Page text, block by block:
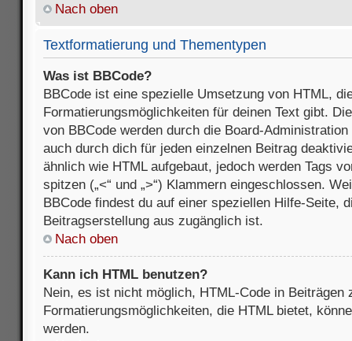
Nach oben
Textformatierung und Thementypen
Was ist BBCode?
BBCode ist eine spezielle Umsetzung von HTML,
Formatierungsmöglichkeiten für deinen Text gibt.
von BBCode werden durch die Board-
auch durch dich für jeden einzelnen Beitrag
ähnlich wie HTML aufgebaut, jedoch werden Tags
spitzen („<“ und „>“) Klammern eingeschlossen.
BBCode findest du auf einer speziellen Hilfe-Seite,
Beitragserstellung aus zugänglich ist.
Nach oben
Kann ich HTML benutzen?
Nein, es ist nicht möglich, HTML-Code in Beiträgen
Formatierungsmöglichkeiten, die HTML bietet,
werden.